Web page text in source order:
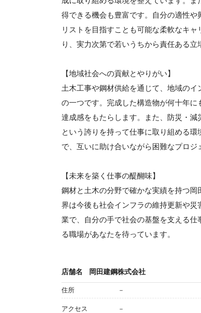
得できる機会も豊富です。自分の適性
リストを目指すことも可能な柔軟なキ
り、実力次第で若いうちから責任ある立
【地域社会への貢献とやりがい】
土木工事や鋼材供給を通じて、地域の
の一つです。完成した構造物が何十年
達成感をもたらします。また、防災・
という誇りを持って仕事に取り組める
で、互いに助け合いながら困難なプロジ
【未来を築く仕事の醍醐味】
鋼材と土木の分野で確かな実績を持つ
界は今後も社会インフラの維持更新や
業で、自分の手で社会の基盤を支える
る職場があなたを待っています。
店舗名 岡田建鋼株式会社
住所 －
アクセス －